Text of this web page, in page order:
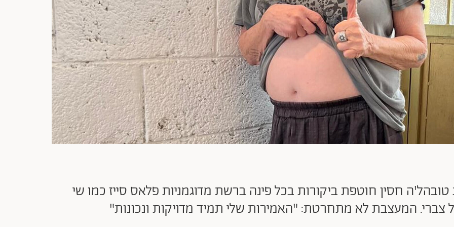
חסין חוטפת ביקורות בכל פינה ברשת מדוגמניות פלאס סייז כמו שי
צברי. המעצבת לא מתחרטת: "האמירות שלי תמיד מדויקות ונכונות"